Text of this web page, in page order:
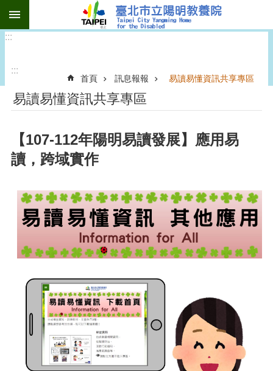
跳到主要內容區塊
:::
:::
首頁 訊息報報 易讀易懂資訊共享專區
易讀易懂資訊共享專區
【107-112年陽明易讀發展】應用易
讀，跨域實作